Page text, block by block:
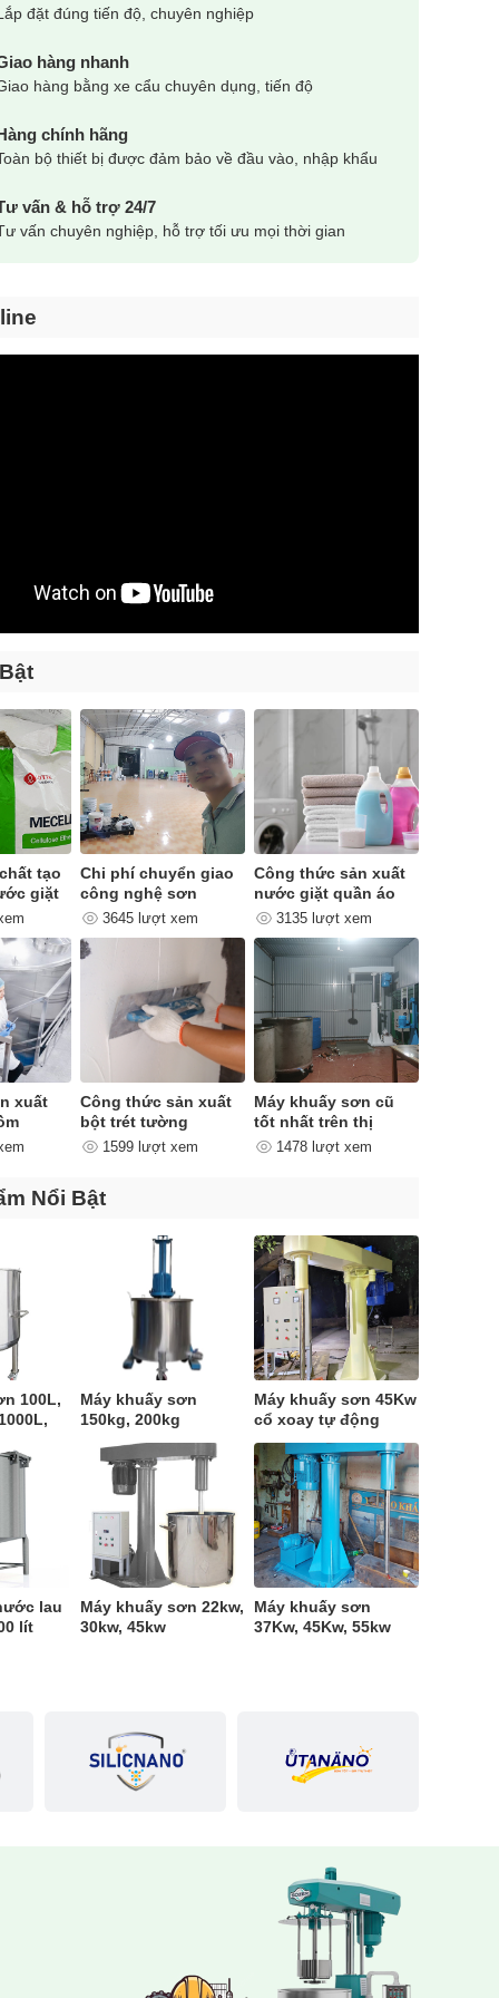
đặt đúng tiến độ, chuyên nghiệp
hàng nhanh
hàng bằng xe cẩu chuyên dụng, tiến độ
chính hãng
bộ thiết bị được đảm bảo về đầu vào, nhập khẩu
vấn & hỗ trợ 24/7
vấn chuyên nghiệp, hỗ trợ tối ưu mọi thời gian
tạo
giặt
Chi phí chuyển giao
công nghệ sơn
3645 lượt xem
Công thức sản xuất
nước giặt quần áo
quan trọng như thế
3135 lượt xem
xuất
Công thức sản xuất
bột trét tường
1599 lượt xem
Máy khuấy sơn cũ
tốt nhất trên thị
trường
1478 lượt xem
Nổi Bật
100L,
Máy khuấy sơn
150kg, 200kg
Máy khuấy sơn 45Kw
cổ xoay tự động
lau
lít
Máy khuấy sơn 22kw,
30kw, 45kw
Máy khuấy sơn
37Kw, 45Kw, 55kw